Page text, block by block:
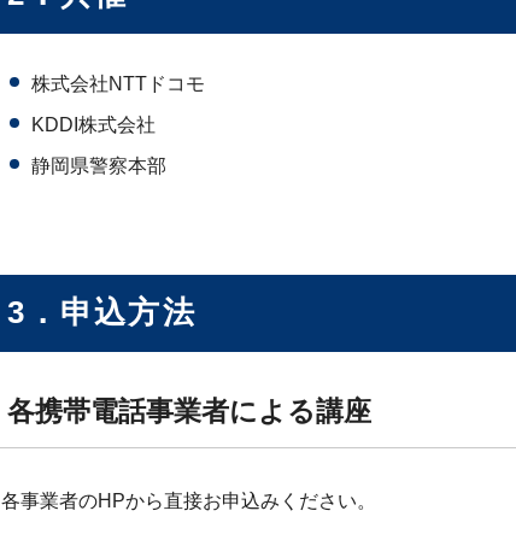
株式会社NTTドコモ
KDDI株式会社
静岡県警察本部
3．申込方法
各携帯電話事業者による講座
各事業者のHPから直接お申込みください。